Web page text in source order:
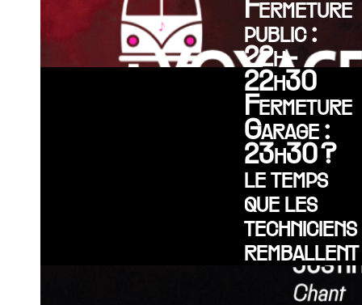
Fermeture
public :
22h-
22h30
Fermeture
Garage :
23h30 ?
le temps
que les
techniciens
remballent